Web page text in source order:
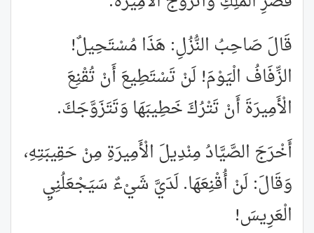
قَالَ صَاحِبُ النُّزُلِ: هَذَا مُسْتَحِيلٌ!
الزِّفَافُ الْيَوْمَ! لَنْ تَسْتَطِيعَ أَنْ تُقْنِعَ
الْأَمِيرَةَ أَنْ تَتْرُكَ خَطِيبَهَا وَتَتَزَوَّجَكَ.
أَخْرَجَ الصَّيَّادُ مِنْدِيلَ الْأَمِيرَةِ مِنْ حَقِيبَتِهِ،
وَقَالَ: لَنْ أُقْنِعَهَا. لَدَيَّ شَيْءٌ سَيَجْعَلُنِيِ
الْعَرِيسَ!